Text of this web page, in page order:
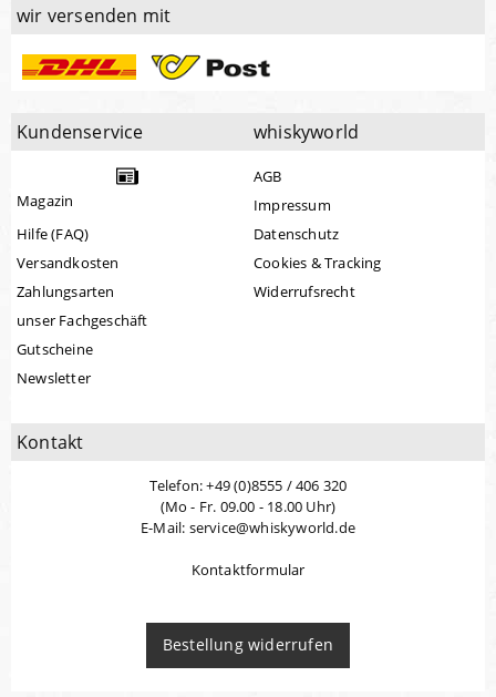
wir versenden mit
Kundenservice
Magazin
Hilfe (FAQ)
Versandkosten
Zahlungsarten
unser Fachgeschäft
Gutscheine
Newsletter
whiskyworld
AGB
Impressum
Datenschutz
Cookies & Tracking
Widerrufsrecht
Kontakt
Telefon: +49 (0)8555 / 406 320
(Mo - Fr. 09.00 - 18.00 Uhr)
E-Mail: service@whiskyworld.de
Kontaktformular
Bestellung widerrufen